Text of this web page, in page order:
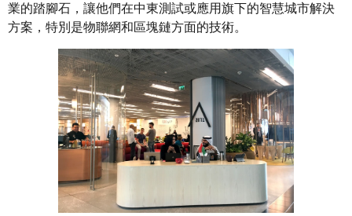
業的踏腳石，讓他們在中東測試或應用旗下的智慧城市解決
方案，特別是物聯網和區塊鏈方面的技術。